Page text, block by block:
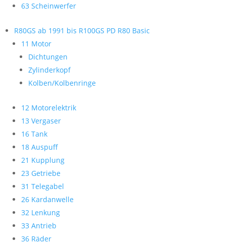
63 Scheinwerfer
R80GS ab 1991 bis R100GS PD R80 Basic
11 Motor
Dichtungen
Zylinderkopf
Kolben/Kolbenringe
12 Motorelektrik
13 Vergaser
16 Tank
18 Auspuff
21 Kupplung
23 Getriebe
31 Telegabel
26 Kardanwelle
32 Lenkung
33 Antrieb
36 Räder